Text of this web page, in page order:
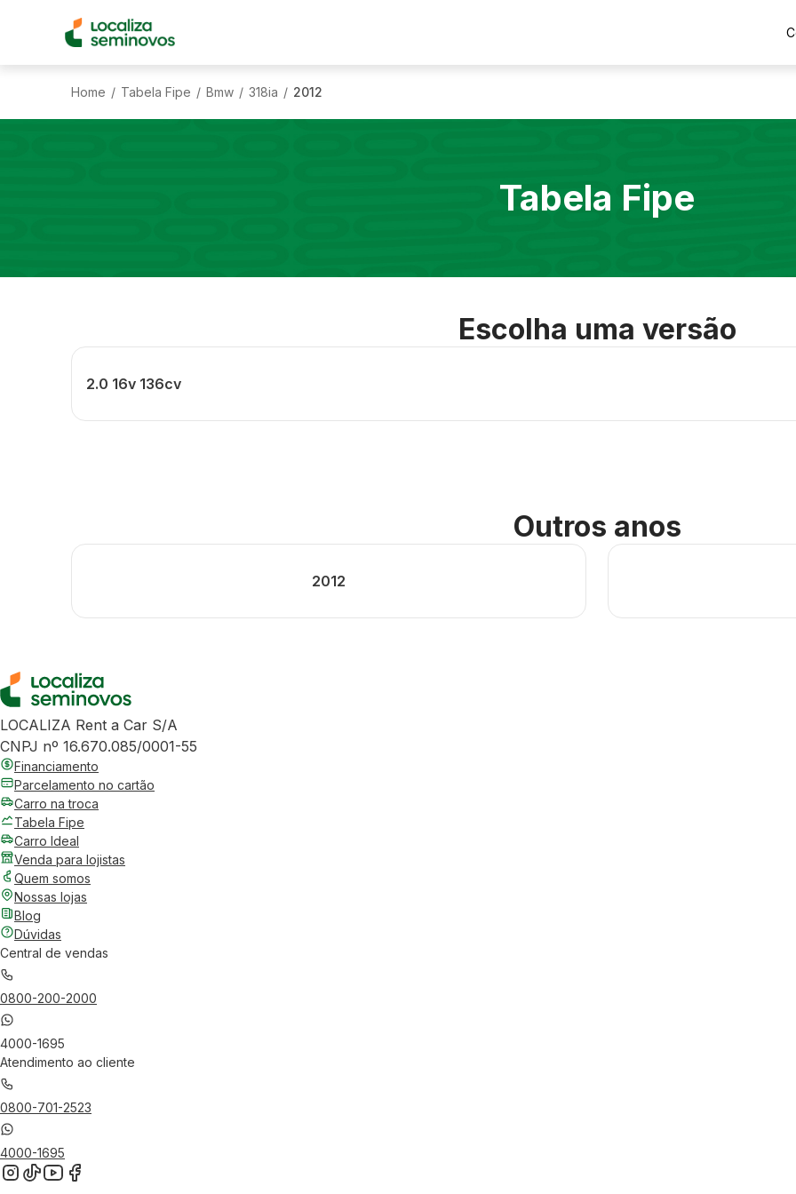
Home / Tabela Fipe / Bmw / 318ia / 2012
Tabela Fipe
Escolha uma versão
2.0 16v 136cv
Outros anos
2012
LOCALIZA Rent a Car S/A
CNPJ nº 16.670.085/0001-55
Financiamento
Parcelamento no cartão
Carro na troca
Tabela Fipe
Carro Ideal
Venda para lojistas
Quem somos
Nossas lojas
Blog
Dúvidas
Central de vendas
0800-200-2000
4000-1695
Atendimento ao cliente
0800-701-2523
4000-1695